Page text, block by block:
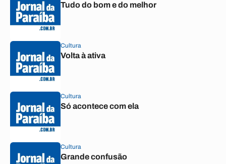
Tudo do bom e do melhor
Cultura
Volta à ativa
Cultura
Só acontece com ela
Cultura
Grande confusão